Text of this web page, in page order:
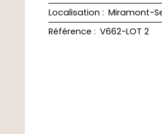
Localisation : Miramont-
Référence : V662-LOT 2